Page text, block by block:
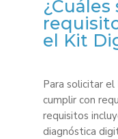
¿Cuáles
el Kit
Para solicitar
cumplir con
requisitos
diagnóstica